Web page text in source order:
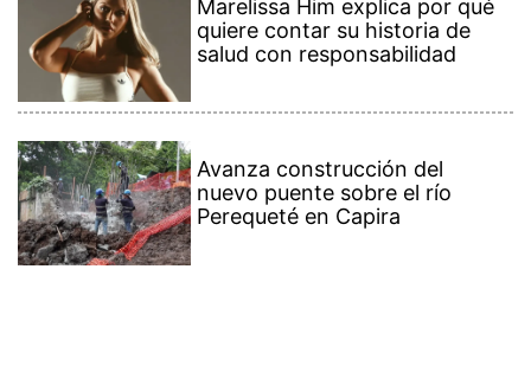
Marelissa Him explica por qué
quiere contar su historia de
salud con responsabilidad
Avanza construcción del
nuevo puente sobre el río
Perequeté en Capira